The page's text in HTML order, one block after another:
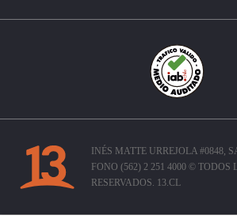
INÉS MATTE URREJOLA #0848,
FONO (562) 2 251 4000 © TODOS
RESERVADOS. 13.CL